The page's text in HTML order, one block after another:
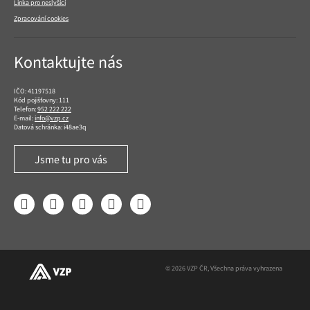
Linka pro neslyšící
Zpracování cookies
Kontaktujte nás
IČO: 41197518
Kód pojišťovny: 111
Telefon:952 222 222
E-mail:info@vzp.cz
Datová schránka: i48ae3q
Jsme tu pro vás
FacebookLinkedIn YouTube InstagramTwitter
© 2026 VZP ČR, Všechna práva vyhrazena